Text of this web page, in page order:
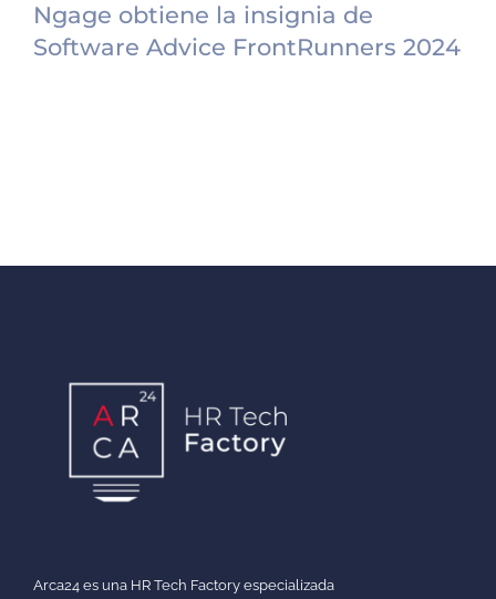
Ngage obtiene la insignia de
Software Advice FrontRunners 2024
Arca24 es una HR Tech Factory especializada